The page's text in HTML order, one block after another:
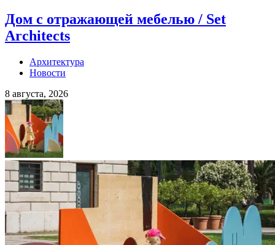
Дом с отражающей мебелью / Set
Architects
Архитектура
Новости
8 августа, 2026